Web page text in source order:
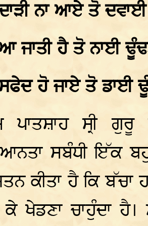
ਨਾ ਆਏ ਤੋ
ਜਾਤੀ ਹੈ ਤੋ ਨਾਈ
ਹੋ ਜਾਏ ਤੋ ਡਾਈ
ਪਾਤਸ਼ਾਹ ਸ੍ਰੀ
ਸਬੰਧੀ ਇੱਕ
ਕੀਤਾ ਹੈ ਕਿ
ਖੇਡਣਾ ਚਾਹੁੰਦਾ ਹੈ।